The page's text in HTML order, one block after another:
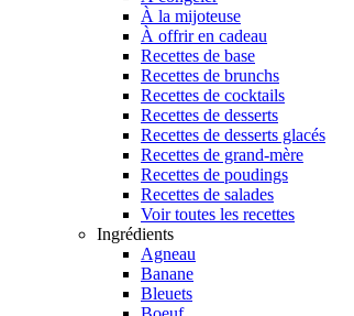
À la mijoteuse
À offrir en cadeau
Recettes de base
Recettes de brunchs
Recettes de cocktails
Recettes de desserts
Recettes de desserts glacés
Recettes de grand-mère
Recettes de poudings
Recettes de salades
Voir toutes les recettes
Ingrédients
Agneau
Banane
Bleuets